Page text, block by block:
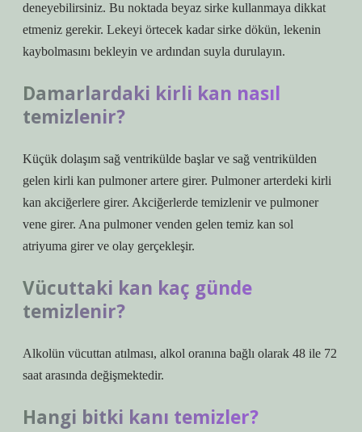
deneyebilirsiniz. Bu noktada beyaz sirke kullanmaya dikkat
etmeniz gerekir. Lekeyi örtecek kadar sirke dökün, lekenin
kaybolmasını bekleyin ve ardından suyla durulayın.
Damarlardaki kirli kan nasıl
temizlenir?
Küçük dolaşım sağ ventrikülde başlar ve sağ ventrikülden
gelen kirli kan pulmoner artere girer. Pulmoner arterdeki kirli
kan akciğerlere girer. Akciğerlerde temizlenir ve pulmoner
vene girer. Ana pulmoner venden gelen temiz kan sol
atriyuma girer ve olay gerçekleşir.
Vücuttaki kan kaç günde
temizlenir?
Alkolün vücuttan atılması, alkol oranına bağlı olarak 48 ile 72
saat arasında değişmektedir.
Hangi bitki kanı temizler?